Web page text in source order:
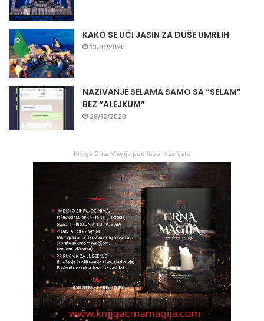
KAKO SE UČI JASIN ZA DUŠE UMRLIH
13/01/2020
NAZIVANJE SELAMA SAMO SA “SELAM”
BEZ “ALEJKUM”
26/12/2020
Knjiga Crna Magija pod lupom šerijata